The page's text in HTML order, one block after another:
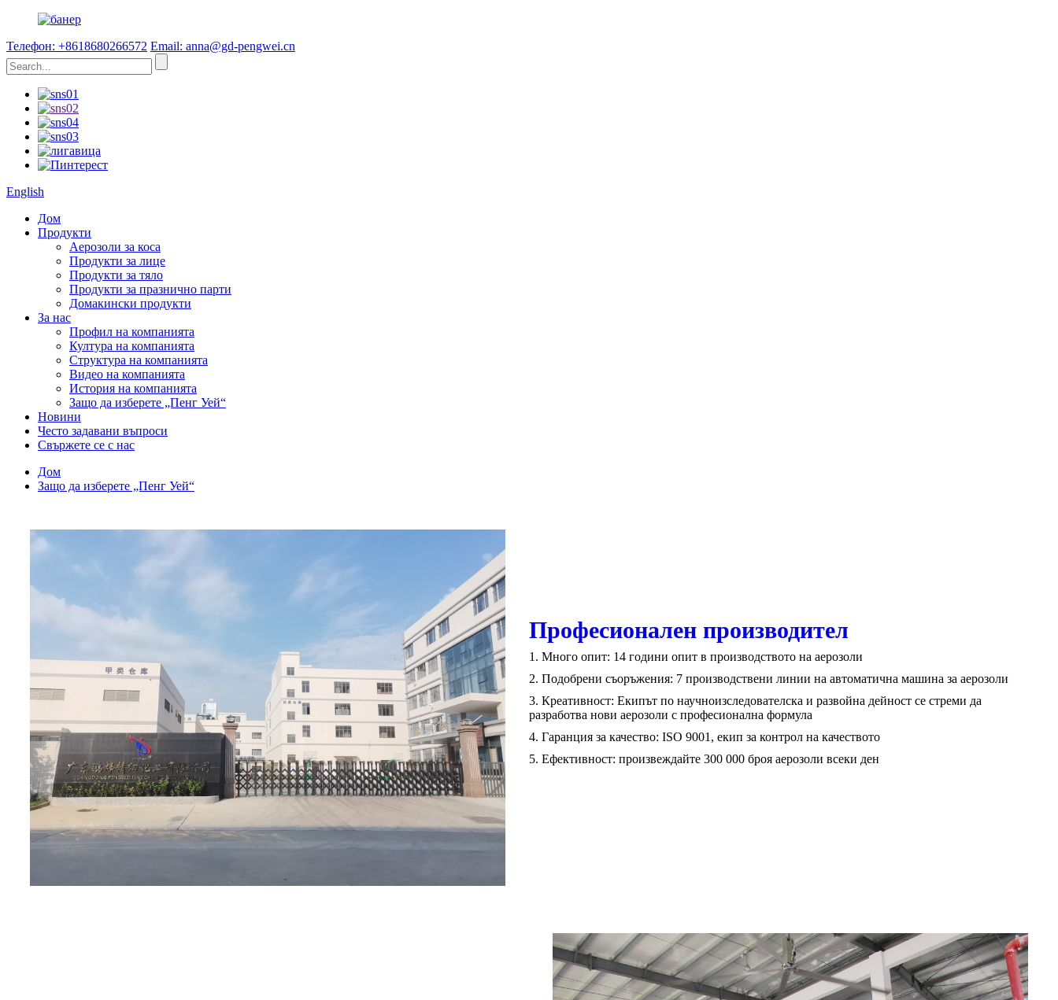
Телефон: +8618680266572 Email: anna@gd-pengwei.cn
English
Дом
Продукти
Аерозоли за коса
Продукти за лице
Продукти за тяло
Продукти за празнично парти
Домакински продукти
За нас
Профил на компанията
Култура на компанията
Структура на компанията
Видео на компанията
История на компанията
Защо да изберете „Пенг Уей“
Новини
Често задавани въпроси
Свържете се с нас
Дом
Защо да изберете „Пенг Уей“
Професионален производител
1. Много опит: 14 години опит в производството на аерозоли
2. Подобрени съоръжения: 7 производствени линии на автоматична машина за аерозоли
3. Креативност: Екипът по научноизследователска и развойна дейност се стреми да
разработва нови аерозоли с професионална формула
4. Гаранция за качество: ISO 9001, екип за контрол на качеството
5. Ефективност: произвеждайте 300 000 броя аерозоли всеки ден